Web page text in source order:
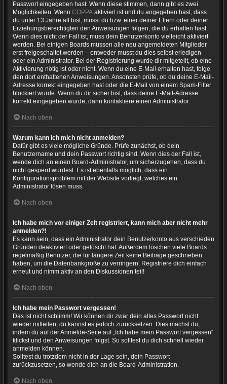
Passwort eingegeben hast. Wenn diese stimmen, dann gibt es zwei
Möglichkeiten. Wenn COPPA aktiviert ist und du angegeben hast, dass
du unter 13 Jahre alt bist, musst du bzw. einer deiner Eltern oder deiner
Erziehungsberechtigten den Anweisungen folgen, die du erhalten hast.
Wenn dies nicht der Fall ist, muss dein Benutzerkonto vielleicht aktiviert
werden. Bei einigen Boards müssen alle neu angemeldeten Mitglieder
erst freigeschaltet werden – entweder musst du dies selbst erledigen
oder ein Administrator. Bei der Registrierung wurde dir mitgeteilt, ob eine
Aktivierung nötig ist oder nicht. Wenn du eine E-Mail erhalten hast, folge
den dort enthaltenen Anweisungen. Ansonsten prüfe, ob du deine E-Mail-
Adresse korrekt eingegeben hast oder die E-Mail von einem Spam-Filter
blockiert wurde. Wenn du dir sicher bist, dass deine E-Mail-Adresse
korrekt eingegeben wurde, dann kontaktiere einen Administrator.
Nach oben
Warum kann ich mich nicht anmelden?
Dafür gibt es viele mögliche Gründe. Prüfe zunächst, ob dein
Benutzername und dein Passwort richtig sind. Wenn dies der Fall ist,
wende dich an einen Board-Administrator, um sicherzugehen, dass du
nicht gesperrt wurdest. Es ist ebenfalls möglich, dass ein
Konfigurationsproblem mit der Website vorliegt, welches ein
Administrator lösen muss.
Nach oben
Ich habe mich vor einiger Zeit registriert, kann mich aber nicht mehr
anmelden?!
Es kann sein, dass ein Administrator dein Benutzerkonto aus verschieden
Gründen deaktiviert oder gelöscht hat. Außerdem löschen viele Boards
regelmäßig Benutzer, die für längere Zeit keine Beiträge geschrieben
haben, um die Datenbankgröße zu verringern. Registriere dich einfach
erneut und nimm aktiv an den Diskussionen teil!
Nach oben
Ich habe mein Passwort vergessen!
Das ist nicht schlimm! Wir können dir zwar dein altes Passwort nicht
wieder mitteilen, du kannst es jedoch zurücksetzen. Dies machst du,
indem du auf der Anmelde-Seite auf „Ich habe mein Passwort vergessen“
klickst und den Anweisungen folgst. So solltest du dich schnell wieder
anmelden können.
Solltest du trotzdem nicht in der Lage sein, dein Passwort
zurückzusetzen, so wende dich an die Board-Administration.
Nach oben